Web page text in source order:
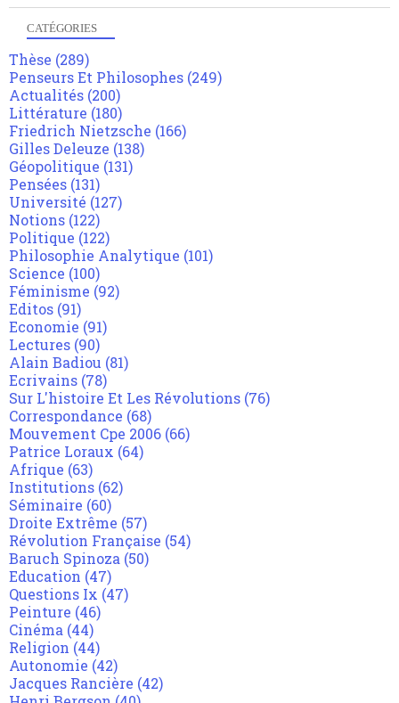
CATÉGORIES
Thèse (289)
Penseurs Et Philosophes (249)
Actualités (200)
Littérature (180)
Friedrich Nietzsche (166)
Gilles Deleuze (138)
Géopolitique (131)
Pensées (131)
Université (127)
Notions (122)
Politique (122)
Philosophie Analytique (101)
Science (100)
Féminisme (92)
Editos (91)
Economie (91)
Lectures (90)
Alain Badiou (81)
Ecrivains (78)
Sur L'histoire Et Les Révolutions (76)
Correspondance (68)
Mouvement Cpe 2006 (66)
Patrice Loraux (64)
Afrique (63)
Institutions (62)
Séminaire (60)
Droite Extrême (57)
Révolution Française (54)
Baruch Spinoza (50)
Education (47)
Questions Ix (47)
Peinture (46)
Cinéma (44)
Religion (44)
Autonomie (42)
Jacques Rancière (42)